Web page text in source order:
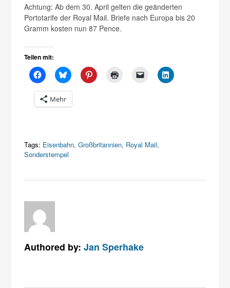
Achtung: Ab dem 30. April gelten die geänderten
Portotarife der Royal Mail. Briefe nach Europa bis 20
Gramm kosten nun 87 Pence.
Teilen mit:
Mehr
Tags: Eisenbahn,Großbritannien, Royal Mail,
Sonderstempel
Authored by:Jan Sperhake